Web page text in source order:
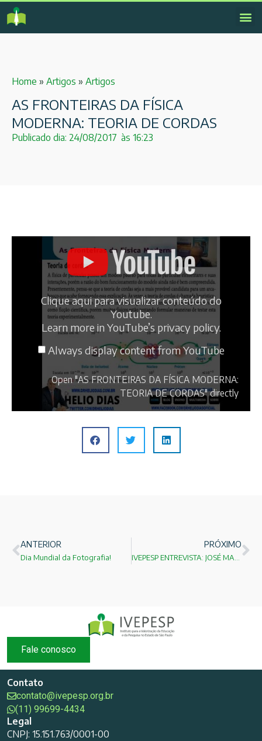
Home » Artigos » Artigos
AS FRONTEIRAS DA FÍSICA
MODERNA: TEORIA DE CORDAS
Publicado dia: 24/08/2017 às 16:23
Clique aqui para visualizar conteúdo do
Youtube.
Learn more in YouTube’s privacy policy.
Always display content from YouTube
Open "AS FRONTEIRAS DA FÍSICA MODERNA:
TEORIA DE CORDAS" directly
ANTERIOR
Dia Mundial da Fotografia!
PRÓXIMO
Fale conosco
Contato
contato@ivepesp.org.br
(11) 99699-4434
Legal
CNPJ: 15.151.763/0001-00